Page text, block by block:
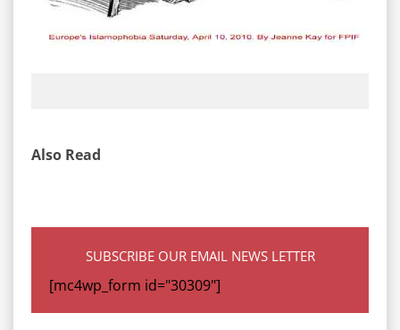
Also Read
SUBSCRIBE OUR EMAIL NEWS LETTER
[mc4wp_form id="30309"]